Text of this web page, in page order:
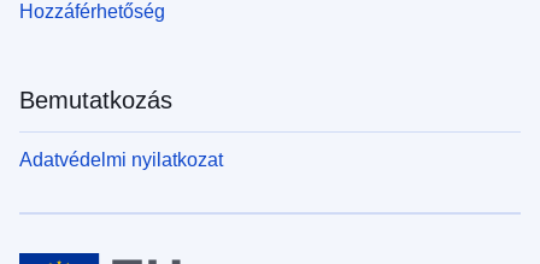
Hozzáférhetőség
Bemutatkozás
Adatvédelmi nyilatkozat